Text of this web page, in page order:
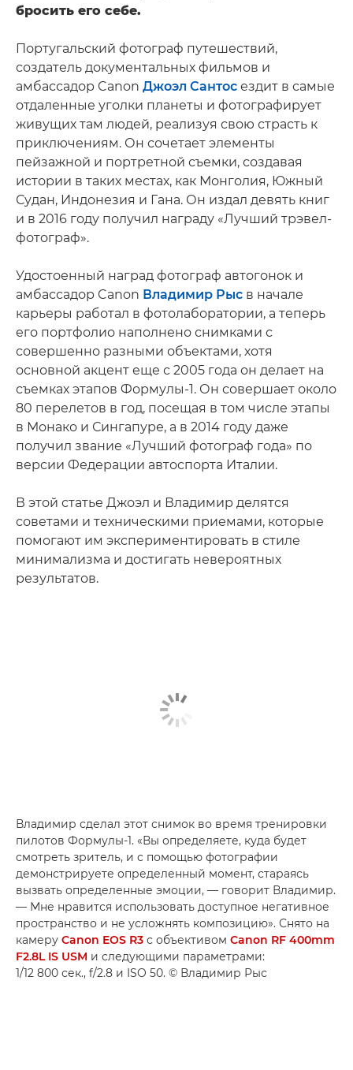
бросить его себе.
Португальский фотограф путешествий,
создатель документальных фильмов и
амбассадор Canon Джоэл Сантос ездит в самые
отдаленные уголки планеты и фотографирует
живущих там людей, реализуя свою страсть к
приключениям. Он сочетает элементы
пейзажной и портретной съемки, создавая
истории в таких местах, как Монголия, Южный
Судан, Индонезия и Гана. Он издал девять книг
и в 2016 году получил награду «Лучший трэвел-
фотограф».
Удостоенный наград фотограф автогонок и
амбассадор Canon Владимир Рыс в начале
карьеры работал в фотолаборатории, а теперь
его портфолио наполнено снимками с
совершенно разными объектами, хотя
основной акцент еще с 2005 года он делает на
съемках этапов Формулы-1. Он совершает около
80 перелетов в год, посещая в том числе этапы
в Монако и Сингапуре, а в 2014 году даже
получил звание «Лучший фотограф года» по
версии Федерации автоспорта Италии.
В этой статье Джоэл и Владимир делятся
советами и техническими приемами, которые
помогают им экспериментировать в стиле
минимализма и достигать невероятных
результатов.
Владимир сделал этот снимок во время тренировки
пилотов Формулы-1. «Вы определяете, куда будет
смотреть зритель, и с помощью фотографии
демонстрируете определенный момент, стараясь
вызвать определенные эмоции, — говорит Владимир.
— Мне нравится использовать доступное негативное
пространство и не усложнять композицию». Снято на
камеру Canon EOS R3 с объективом Canon RF 400mm
F2.8L IS USM и следующими параметрами:
1/12 800 сек., f/2.8 и ISO 50. © Владимир Рыс